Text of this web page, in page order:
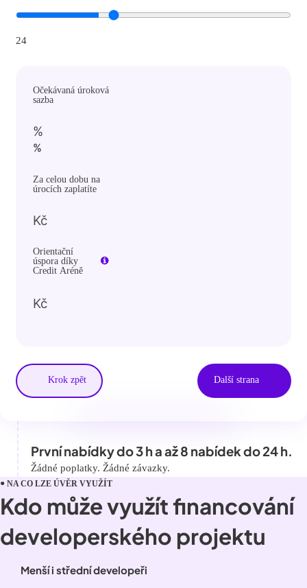
24
Očekávaná úroková
sazba
%
%
Za celou dobu na
úrocích zaplatíte
Kč
Orientační
úspora díky
Credit Aréně
Kč
Krok zpět Další strana
První nabídky do 3 h a až 8 nabídek do 24 h.
Žádné poplatky. Žádné závazky.
Kdo může využít financování
developerského projektu
NA CO LZE ÚVĚR VYUŽÍT
Menší i střední developeři